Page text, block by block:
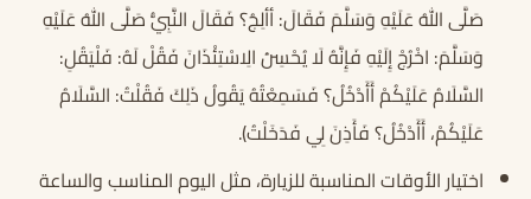
صَلَّى اللهُ عَلَيْهِ وَسَلَّمَ فَقَالَ: ‌أألِجُ؟ فَقَالَ النَّبِيُّ صَلَّى اللهُ عَلَيْهِ
وَسَلَّمَ: اخْرُجْ إِلَيْهِ فَإِنَّهُ لَا يُحْسِنُ الِاسْتِئْذَانَ فَقُلْ لَهُ: فَلْيَقُلِ:
السَّلَامُ عَلَيْكُمْ أَأَدْخُلُ؟ فَسَمِعْتُهُ يَقُولُ ذَلِكَ فَقُلْتُ: السَّلَامُ
عَلَيْكُمْ، أَأَدْخُلُ؟ فَأَذِنَ لِي فَدَخَلْتُ).
اختيار الأوقات المناسبة للزيارة، مثل اليوم المناسب والساعة